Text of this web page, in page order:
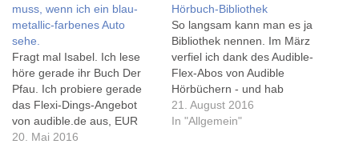
muss, wenn ich ein blau-
metallic-farbenes Auto
sehe.
Fragt mal Isabel. Ich lese
höre gerade ihr Buch Der
Pfau. Ich probiere gerade
das Flexi-Dings-Angebot
von audible.de aus, EUR
4,95 pro Buch erscheinen
20. Mai 2016
Hörbuch-Bibliothek
So langsam kann man es ja
Bibliothek nennen. Im März
verfiel ich dank des Audible-
Flex-Abos von Audible
Hörbüchern - und hab
gleich zu Beginn Bill Bryson:
Eine kurze Geschichte von
21. August 2016
In "Allgemein"